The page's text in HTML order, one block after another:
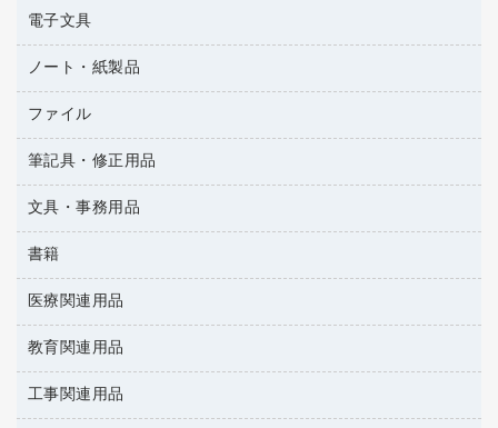
ハンドソープ・石鹸
トイレ用品
トイレ用洗剤
ティッシュペーパー
ダストボックス
タオル・アメニティ用品
スリッパ・サンダル・シューズ
スポーツ・レジャー用品
ゴミ袋
キッチン用品
タイムレコーダー
シュレッダ
ＯＨＰ用品
乾電池・充電池
フィルム・カメラ用品
デスクライト
アルバム
懐中電灯・ライト
掃除機・クリーナー
空調・季節家電
その他電化製品
キッチン・調理家電
ＯＡタップ／延長コード
電子文具
電卓
ラベルテープ
その他電子文具
ノート・紙製品
封筒
粘着メモ
伝票
典礼用品
帳簿
額縁
各種用紙
ルーズリーフ
ファイル
名刺整理用品
板目表紙・綴込表紙
背幅が伸びるファイル
統一伝票用ファイル
収納保存用品
レターファイル
リングファイル
筆記具・修正用品
万年筆
筆ペン
消しゴム
修正液・修正ペン
修正テープ
鉛筆
文具・事務用品
輪ゴム
両面テープ
名札
保管・整理用品
壁面／足元収納
書籍
雑誌
パソコンソフト
医療関連用品
保健用品
使い捨て手袋
感染症対策用品
教育関連用品
教育関連用品
工事関連用品